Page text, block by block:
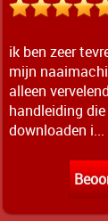
ik ben zeer
mijn
alleen
handleiding
downloaden i...